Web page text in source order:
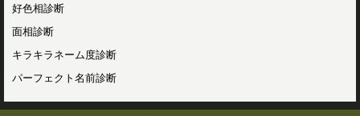
好色相診断
面相診断
キラキラネーム度診断
パーフェクト名前診断